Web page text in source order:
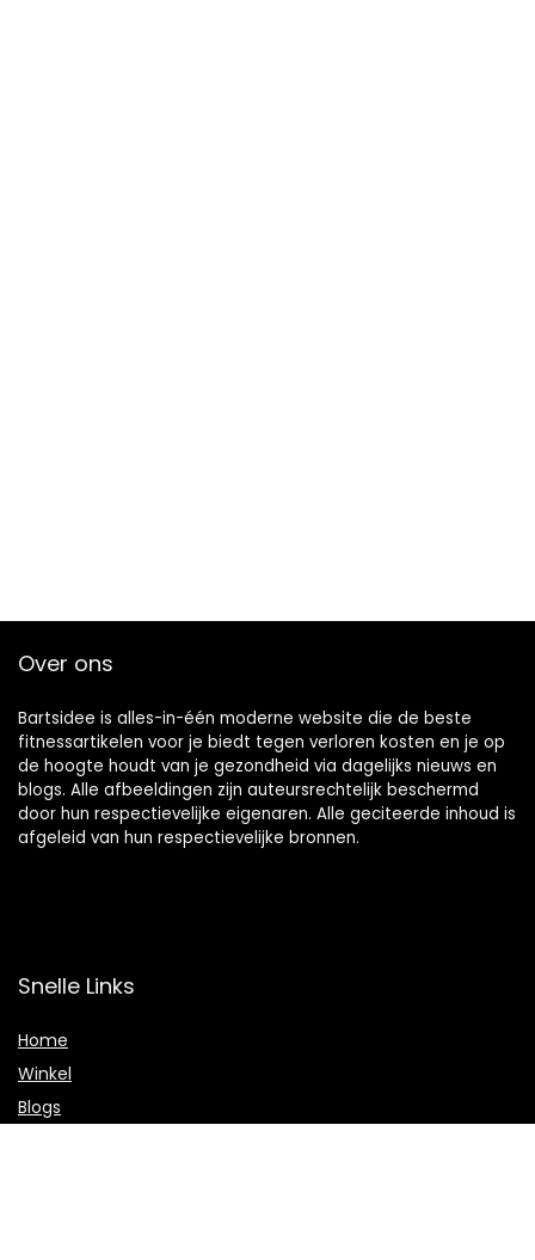
Over ons
Bartsidee is alles-in-één moderne website die de beste
fitnessartikelen voor je biedt tegen verloren kosten en je op
de hoogte houdt van je gezondheid via dagelijks nieuws en
blogs. Alle afbeeldingen zijn auteursrechtelijk beschermd
door hun respectievelijke eigenaren. Alle geciteerde inhoud is
afgeleid van hun respectievelijke bronnen.
Snelle Links
Home
Winkel
Blogs